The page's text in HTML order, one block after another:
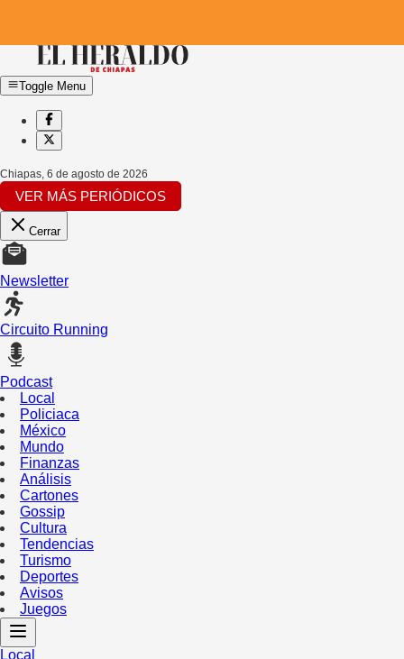
Toggle Menu
Chiapas, 6 de agosto de 2026
VER MÁS PERIÓDICOS
Cerrar
Newsletter
Circuito Running
Podcast
Local
Policiaca
México
Mundo
Finanzas
Análisis
Cartones
Gossip
Cultura
Tendencias
Turismo
Deportes
Avisos
Juegos
Local